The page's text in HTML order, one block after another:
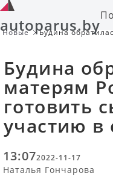
autoparus.by
Новые
Будина
Будина
матерям
готовить
участию в
13:072022-11-17
Наталья Гончарова